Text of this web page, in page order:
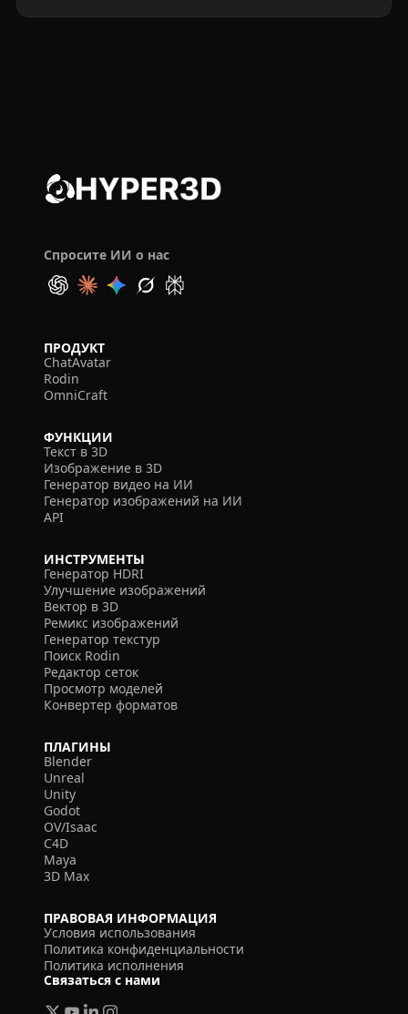
Спросите ИИ о нас
ПРОДУКТ
ChatAvatar
Rodin
OmniCraft
ФУНКЦИИ
Текст в 3D
Изображение в 3D
Генератор видео на ИИ
Генератор изображений на ИИ
API
ИНСТРУМЕНТЫ
Генератор HDRI
Улучшение изображений
Вектор в 3D
Ремикс изображений
Генератор текстур
Поиск Rodin
Редактор сеток
Просмотр моделей
Конвертер форматов
ПЛАГИНЫ
Blender
Unreal
Unity
Godot
OV/Isaac
C4D
Maya
3D Max
ПРАВОВАЯ ИНФОРМАЦИЯ
Условия использования
Политика конфиденциальности
Политика исполнения
Связаться с нами